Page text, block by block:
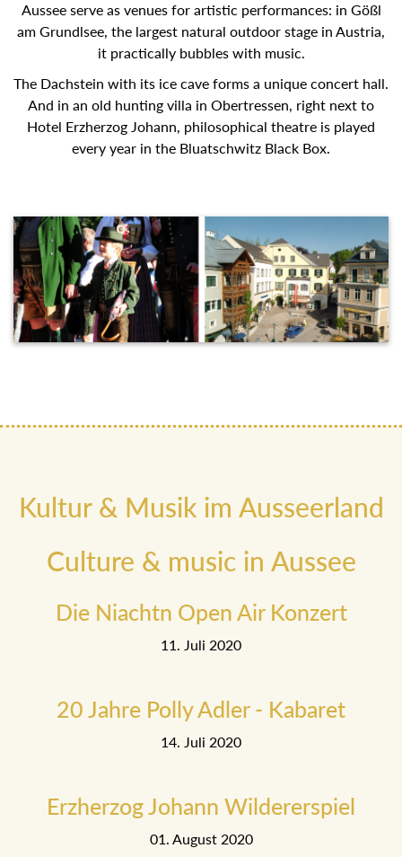
Aussee serve as venues for artistic performances: in Gößl
am Grundlsee, the largest natural outdoor stage in Austria,
it practically bubbles with music.
The Dachstein with its ice cave forms a unique concert
hall. And in an old hunting villa in Obertressen, right next to
Hotel Erzherzog Johann, philosophical theatre is played
every year in the Bluatschwitz Black Box.
Kultur & Musik im Ausseerland
Culture & music in Aussee
Die Niachtn Open Air Konzert
11. Juli 2020
20 Jahre Polly Adler - Kabaret
14. Juli 2020
Erzherzog Johann Wildererspiel
01. August 2020